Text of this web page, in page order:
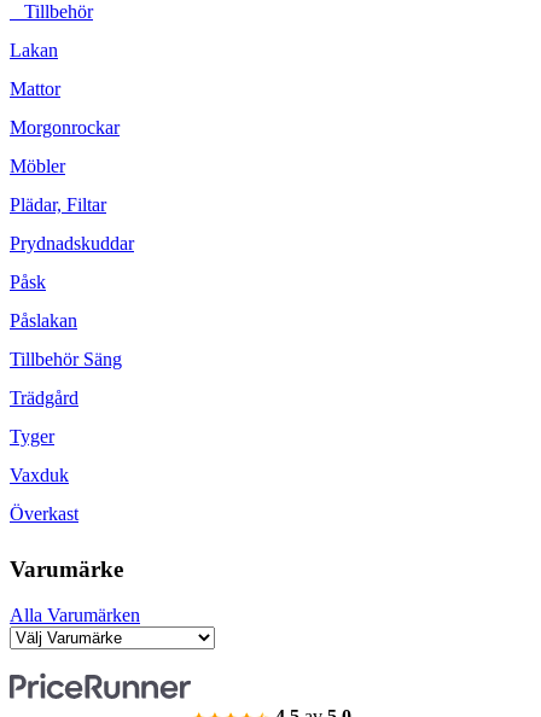
Tillbehör
Lakan
Mattor
Morgonrockar
Möbler
Plädar, Filtar
Prydnadskuddar
Påsk
Påslakan
Tillbehör Säng
Trädgård
Tyger
Vaxduk
Överkast
Varumärke
Alla Varumärken